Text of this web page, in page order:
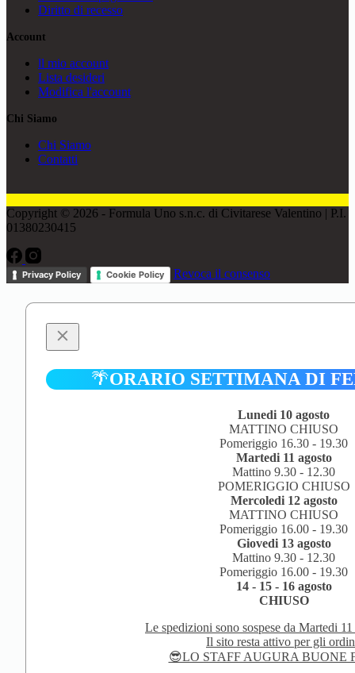
Diritto di recesso
Account
ll mio account
Lista desideri
Modifica l'account
Chi Siamo
Chi Siamo
Contatti
Copyright © 2026 - Formula Uno s.n.c. di Civitarese Valentino | P.I.
01380230415
Privacy Policy Cookie Policy Revoca il consenso
🌴ORARIO SETTIMANA DI
Lunedi 10 agosto
MATTINO CHIUSO
Pomeriggio 16.30 - 19.30
Martedi 11 agosto
Mattino 9.30 - 12.30
POMERIGGIO CHIUSO
Mercoledi 12 agosto
MATTINO CHIUSO
Pomeriggio 16.00 - 19.30
Giovedi 13 agosto
Mattino 9.30 - 12.30
Pomeriggio 16.00 - 19.30
14 - 15 - 16 agosto
CHIUSO
Le spedizioni sono sospese da Martedi
Il sito resta attivo per gli
😎LO STAFF AUGURA BUONE